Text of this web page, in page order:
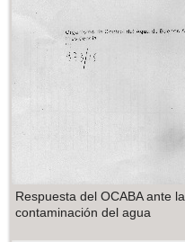
Respuesta del OCABA ante la
contaminación del agua